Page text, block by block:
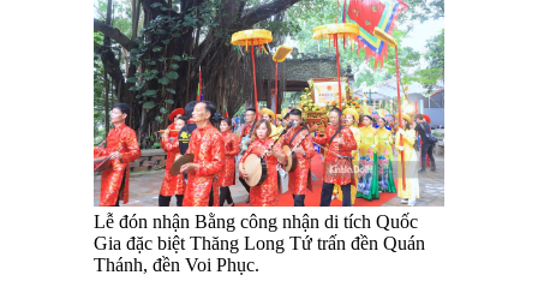
Lễ đón nhận Bằng công nhận di tích Quốc
Gia đặc biệt Thăng Long Tứ trấn đền Quán
Thánh, đền Voi Phục.